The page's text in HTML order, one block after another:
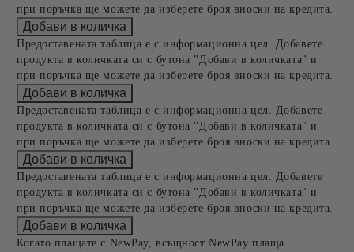
при поръчка ще можете да изберете броя вноски на кредита.
Предоставената таблица е с информационна цел. Добавете
продукта в количката си с бутона "Добави в количката" и
при поръчка ще можете да изберете броя вноски на кредита.
Предоставената таблица е с информационна цел. Добавете
продукта в количката си с бутона "Добави в количката" и
при поръчка ще можете да изберете броя вноски на кредита.
Предоставената таблица е с информационна цел. Добавете
продукта в количката си с бутона "Добави в количката" и
при поръчка ще можете да изберете броя вноски на кредита.
Когато плащате с NewPay, всъщност NewPay плаща